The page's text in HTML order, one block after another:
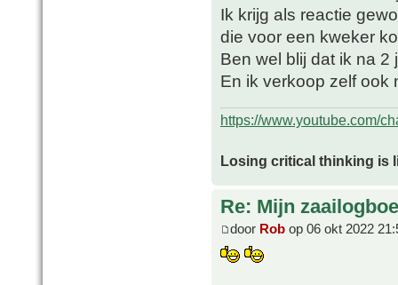
Ik krijg als reactie
die voor een kweker
Ben wel blij dat ik na
En ik verkoop zelf ook
https://www.youtube.com/
Losing critical thinking is
Re: Mijn
door Rob op 06 okt 2022